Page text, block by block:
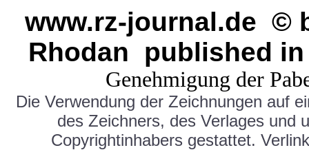
www.rz-journal.de ©
Rhodan published in
Genehmigung der
Die Verwendung der Zeichnungen auf
des Zeichners, des Verlages und
Copyrightinhabers gestattet.